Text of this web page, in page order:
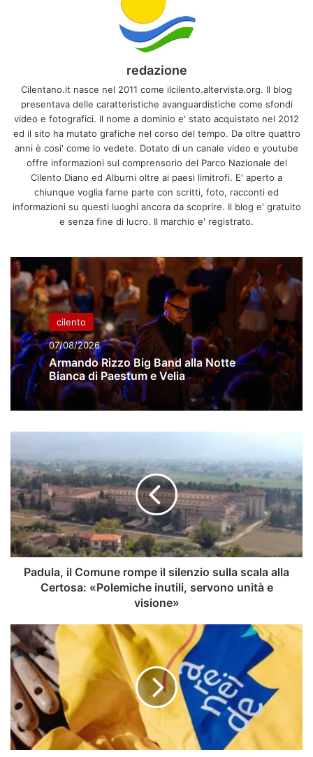
redazione
Cilentano.it nasce nel 2011 come ilcilento.altervista.org. Il blog
presentava delle caratteristiche avanguardistiche come sfondi
video e fotografici. Il nome a dominio e' stato acquistato nel 2012
ed il sito ha mutato grafiche nel corso del tempo. Da oltre quattro
anni è cosi' come lo vedete. Dotato di un canale video e youtube
offre informazioni sul comprensorio del Parco Nazionale del
Cilento Diano ed Alburni oltre ai paesi limitrofi. E' aperto a
chiunque voglia farne parte con scritti, foto, racconti ed
informazioni su questi luoghi ancora da scoprire. Il blog e' gratuito
e senza fine di lucro. Il marchio e' registrato.
cilento
07/08/2026
Armando Rizzo Big Band alla Notte
Bianca di Paestum e Velia
Comune
rompe
il
silenzio
sulla
scala
alla
Certosa:
«Polemiche
unità
e
visione»
Padula, il Comune rompe il silenzio sulla scala alla
Certosa: «Polemiche inutili, servono unità e
visione»
Areneide
3.0,
il
Festival
delle
Sculture
di
Sabbia
torna